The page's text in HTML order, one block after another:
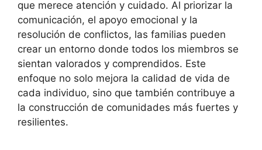
que merece atención y cuidado. Al priorizar la
comunicación, el apoyo emocional y la
resolución de conflictos, las familias pueden
crear un entorno donde todos los miembros se
sientan valorados y comprendidos. Este
enfoque no solo mejora la calidad de vida de
cada individuo, sino que también contribuye a
la construcción de comunidades más fuertes y
resilientes.